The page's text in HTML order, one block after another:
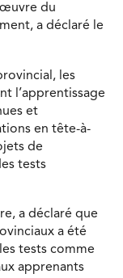
du
a déclaré le
les
l’apprentissage
et
en tête-à-
de
tests
a déclaré que
a été
tests comme
apprenants